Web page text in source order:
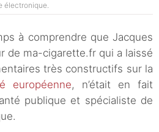
électronique.
à comprendre que Jacques
de ma-cigarette.fr qui a laissé
très constructifs sur la
européenne, n’était en fait
publique et spécialiste de